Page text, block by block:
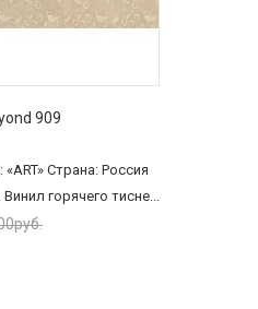
909
Страна: Россия
горячего тисне...